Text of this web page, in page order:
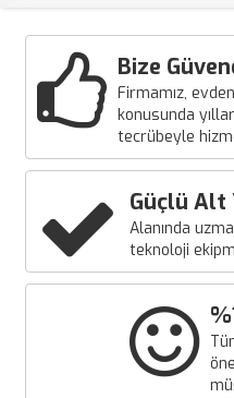
Bize
Firmamız,
konusunda
tecrübeyle
Güçlü Alt
Alanında
teknoloji